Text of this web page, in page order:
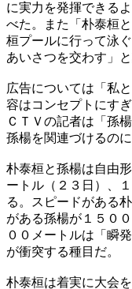
に実力を発揮できる
べた。また「朴泰桓
桓プールに行って泳
あいさつを交わす」と
広告については「私
容はコンセプトにす
ＣＴＶの記者は「孫
孫楊を関連づけるの
朴泰桓と孫楊は自由
ートル（２３日）、
る。スピードがある
がある孫楊が１５０
００メートルは「瞬
が衝突する種目だ。
朴泰桓は着実に大会